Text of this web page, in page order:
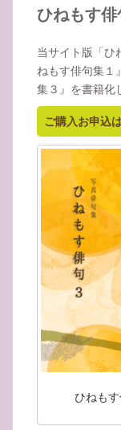
イ
ひねもす俳
当サイト版「ひ
ねもす俳句集１
集３』を書籍化
ご購入お申込
ひねも